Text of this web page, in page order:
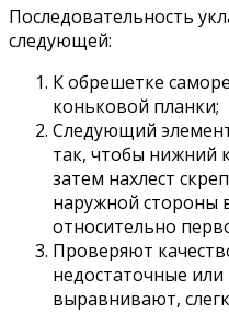
Последовательность
следующей:
К обрешетке
коньковой планки;
Следующий
так, чтобы нижний
затем нахлест
наружной стороны
относительно
Проверяют
недостаточные
выравнивают,